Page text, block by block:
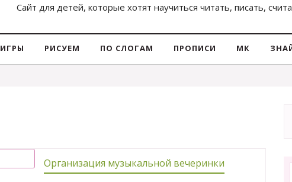
Сайт для детей, которые хотят научиться читать, писать,
ИГРЫ РИСУЕМ ПО СЛОГАМ ПРОПИСИ МК
Организация музыкальной вечеринки